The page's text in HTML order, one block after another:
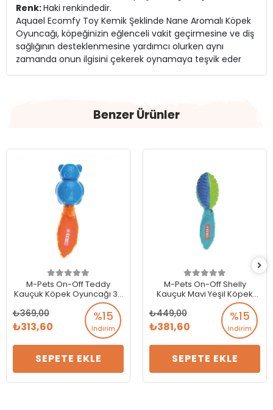
Renk:Haki renkindedir.
Aquael Ecomfy Toy Kemik Şeklinde Nane Aromalı Köpek
Oyuncağı, köpeğinizin eğlenceli vakit geçirmesine ve diş
sağlığının desteklenmesine yardımcı olurken aynı
zamanda onun ilgisini çekerek oynamaya teşvik eder
Benzer Ürünler
M-Pets On-Off Teddy
Kauçuk Köpek Oyuncağı 30
%15
İndirim
369,00
313,60
SEPETE EKLE
M-Pets On-Off Shelly
Kauçuk Mavi Yeşil Köpek
%15
İndirim
449,00
381,60
SEPETE EKLE